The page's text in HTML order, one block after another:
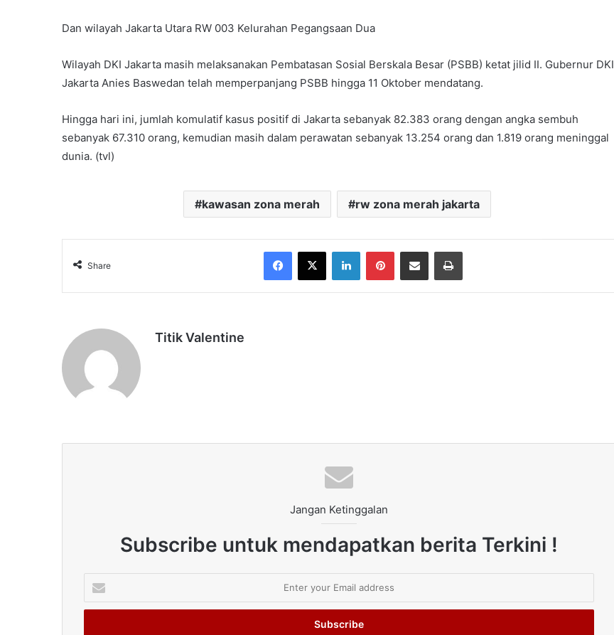
Dan wilayah Jakarta Utara RW 003 Kelurahan Pegangsaan Dua
Wilayah DKI Jakarta masih melaksanakan Pembatasan Sosial Berskala Besar (PSBB) ketat jilid II. Gubernur DKI
Jakarta Anies Baswedan telah memperpanjang PSBB hingga 11 Oktober mendatang.
Hingga hari ini, jumlah komulatif kasus positif di Jakarta sebanyak 82.383 orang dengan angka sembuh
sebanyak 67.310 orang, kemudian masih dalam perawatan sebanyak 13.254 orang dan 1.819 orang meninggal
dunia. (tvl)
kawasan zona merah rw zona merah jakarta
Share
Facebook
X LinkedInPinterestShare via Email Print
Titik Valentine
Jangan Ketinggalan
Subscribe untuk mendapatkan berita Terkini !
your
Email